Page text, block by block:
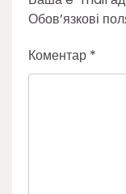
Обов’язкові
Коментар *